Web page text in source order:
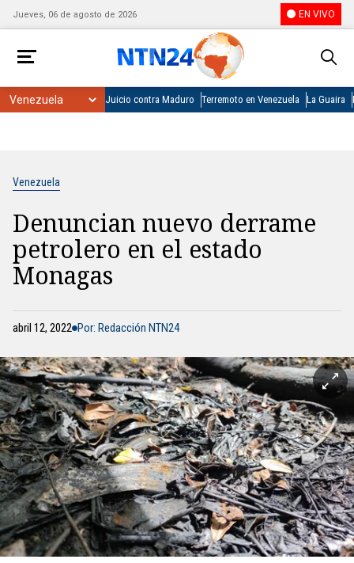
Jueves, 06 de agosto de 2026 EN VIVO
Juicio contra Maduro Terremoto en Venezuela La Guaira
Venezuela
Denuncian nuevo derrame
petrolero en el estado
Monagas
abril 12, 2022 Por: Redacción NTN24